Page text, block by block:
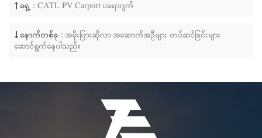
ရှေ့ : CATL PV Carport ပရောဂျက်
နောက်တစ်ခု : အမိုးပြားဆိုလာ အဆောက်အဦများ တပ်ဆင်ခြင်းများ
ဆောင်ရွက်နေပါသည်။